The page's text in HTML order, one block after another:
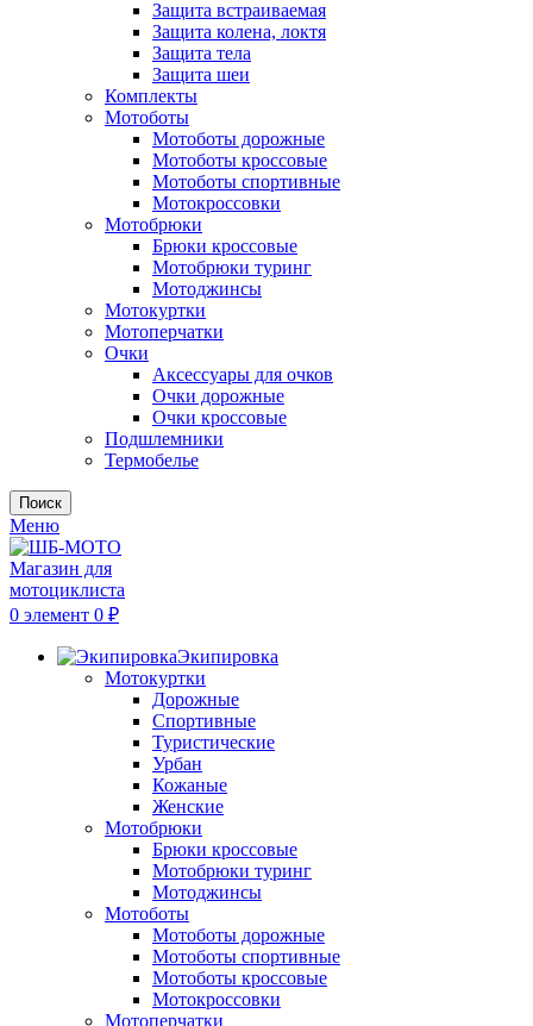
Защита встраиваемая
Защита колена, локтя
Защита тела
Защита шеи
Комплекты
Мотоботы
Мотоботы дорожные
Мотоботы кроссовые
Мотоботы спортивные
Мотокроссовки
Мотобрюки
Брюки кроссовые
Мотобрюки туринг
Мотоджинсы
Мотокуртки
Мотоперчатки
Очки
Аксессуары для очков
Очки дорожные
Очки кроссовые
Подшлемники
Термобелье
Поиск
Меню
0 элемент 0 ₽
Экипировка
Мотокуртки
Дорожные
Спортивные
Туристические
Урбан
Кожаные
Женские
Мотобрюки
Брюки кроссовые
Мотобрюки туринг
Мотоджинсы
Мотоботы
Мотоботы дорожные
Мотоботы спортивные
Мотоботы кроссовые
Мотокроссовки
Мотоперчатки